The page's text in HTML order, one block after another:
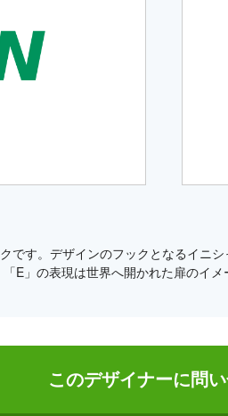
です。デザインのフックとなるイニ
E」の表現は世界へ開かれた扉のイ
このデザイナーに問